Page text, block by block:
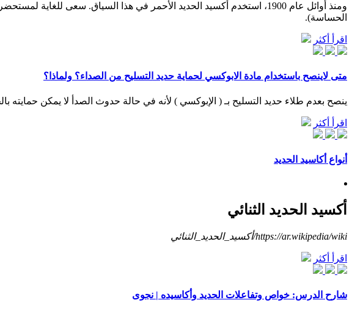
ومنذ أوائل عام 1900، استخدم أكسيد الحديد الأحمر في هذا السياق.
الحساسة).
اقرأ أكثر
متى لاينصح باستخدام مادة الابوكسي لحماية حديد التسليح من الصداء؟ ولماذا؟
ينصح بعدم طلاء حديد التسليح بـ ( الإبوكسي ) لأنه في حالة حدوث الصدأ لا يمكن
اقرأ أكثر
أنواع أكاسيد الحديد
أكسيد الحديد الثنائي
https://ar.wikipedia/wiki/أكسيد_الحديد_الثنائي
اقرأ أكثر
شارح الدرس: خواص وتفاعلات الحديد وأكاسيده | نجوى